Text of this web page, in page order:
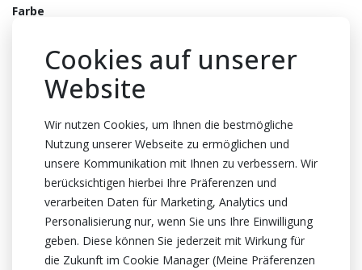
Farbe
Topfhöhe
100cm Höhe
Züchter
Optiflor
Herkunftsland
Niederlande
Zertifikat
Cookies auf unserer
Website
Wir nutzen Cookies, um Ihnen die bestmögliche
Nutzung unserer Webseite zu ermöglichen und
unsere Kommunikation mit Ihnen zu verbessern. Wir
berücksichtigen hierbei Ihre Präferenzen und
verarbeiten Daten für Marketing, Analytics und
Personalisierung nur, wenn Sie uns Ihre Einwilligung
geben. Diese können Sie jederzeit mit Wirkung für
die Zukunft im Cookie Manager (Meine Präferenzen